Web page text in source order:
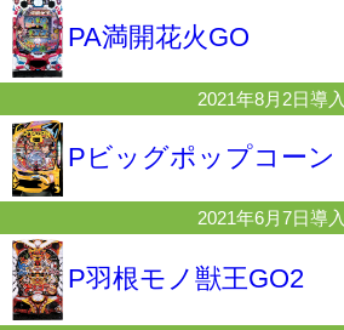
PA満開花火GO
2021年8月2日導入
Pビッグポップコーン
2021年6月7日導入
P羽根モノ獣王GO2